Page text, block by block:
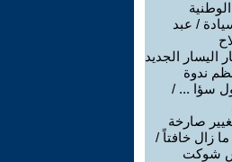
/ عبد
اليسار الجديد
ندوة
سؤا ... /
صارخة
زال خافتاً /
شوكت